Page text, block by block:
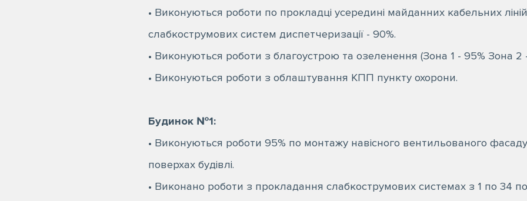
• Виконуються роботи по прокладці усередині майданних кабельних
слабкострумових систем диспетчеризації - 90%.
• Виконуються роботи з благоустрою та озеленення (Зона 1 - 95% Зона 2
• Виконуються роботи з облаштування КПП пункту охорони.
Будинок №1:
• Виконуються роботи 95% по монтажу навісного вентильованого
поверхах будівлі.
• Виконано роботи з прокладання слабкострумових системах з 1 по 34